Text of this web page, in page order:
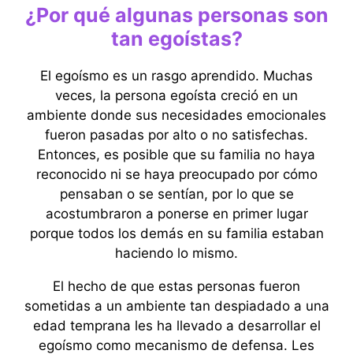
¿Por qué algunas personas son
tan egoístas?
El egoísmo es un rasgo aprendido. Muchas
veces, la persona egoísta creció en un
ambiente donde sus necesidades emocionales
fueron pasadas por alto o no satisfechas.
Entonces, es posible que su familia no haya
reconocido ni se haya preocupado por cómo
pensaban o se sentían, por lo que se
acostumbraron a ponerse en primer lugar
porque todos los demás en su familia estaban
haciendo lo mismo.
El hecho de que estas personas fueron
sometidas a un ambiente tan despiadado a una
edad temprana les ha llevado a desarrollar el
egoísmo como mecanismo de defensa. Les